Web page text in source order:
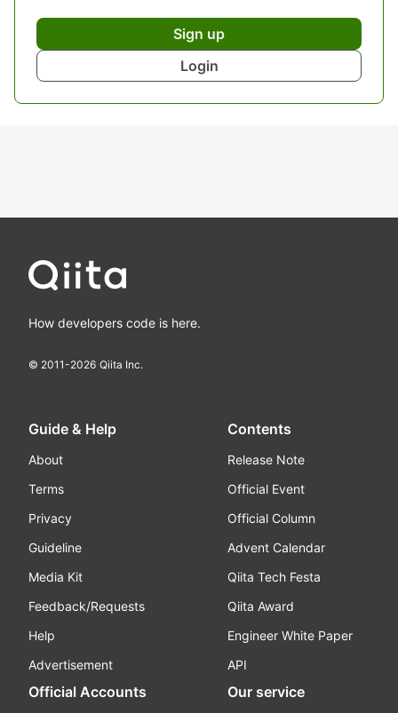
Sign up
Login
How developers code is here.
© 2011-2026 Qiita Inc.
Guide & Help
About
Terms
Privacy
Guideline
Media Kit
Feedback/Requests
Help
Advertisement
Contents
Release Note
Official Event
Official Column
Advent Calendar
Qiita Tech Festa
Qiita Award
Engineer White Paper
API
Official Accounts Our service